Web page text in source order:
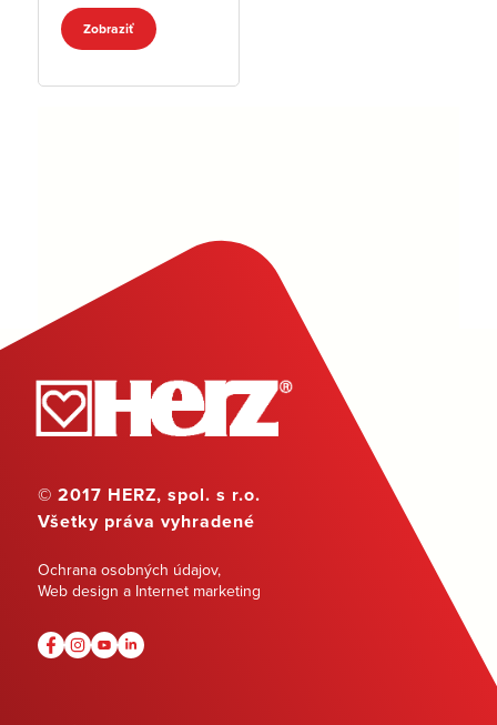
Zobraziť
© 2017 HERZ, spol. s r.o.
Všetky práva vyhradené
Ochrana osobných údajov,
Web design a Internet marketing